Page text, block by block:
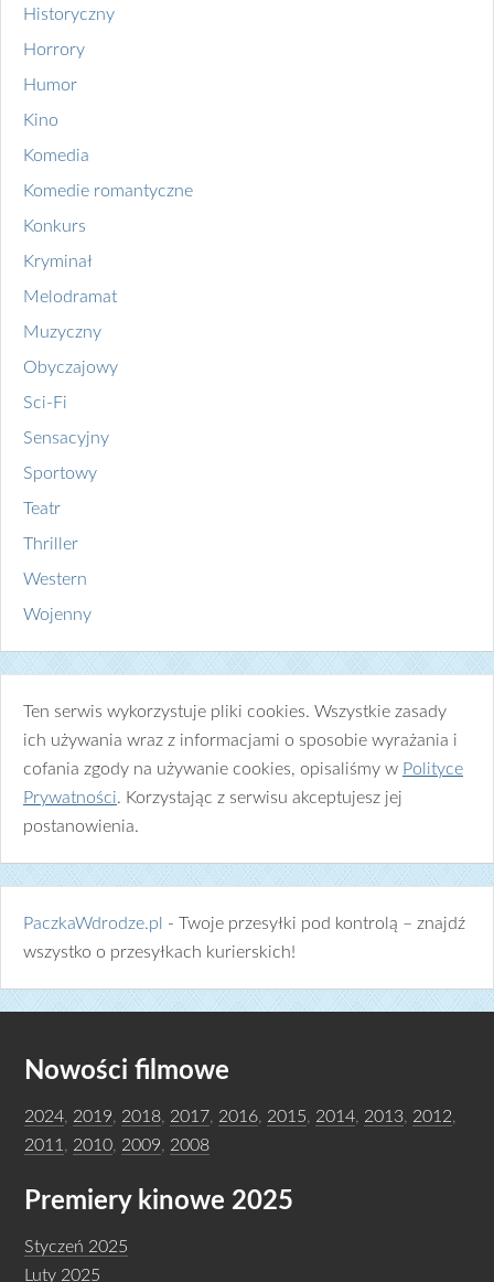
Historyczny
Horrory
Humor
Kino
Komedia
Komedie romantyczne
Konkurs
Kryminał
Melodramat
Muzyczny
Obyczajowy
Sci-Fi
Sensacyjny
Sportowy
Teatr
Thriller
Western
Wojenny
Ten serwis wykorzystuje pliki cookies. Wszystkie zasady
ich używania wraz z informacjami o sposobie wyrażania i
cofania zgody na używanie cookies, opisaliśmy w Polityce
Prywatności. Korzystając z serwisu akceptujesz jej
postanowienia.
PaczkaWdrodze.pl
- Twoje przesyłki pod kontrolą – znajdź
wszystko o przesyłkach kurierskich!
Nowości filmowe
2024, 2019, 2018, 2017, 2016, 2015, 2014, 2013, 2012,
2011, 2010, 2009, 2008
Premiery kinowe 2025
Styczeń 2025
Luty 2025